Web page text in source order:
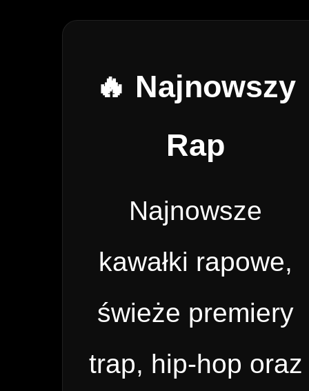
🔥 Najnowszy
Rap
Najnowsze
kawałki rapowe,
świeże premiery
trap, hip-hop oraz